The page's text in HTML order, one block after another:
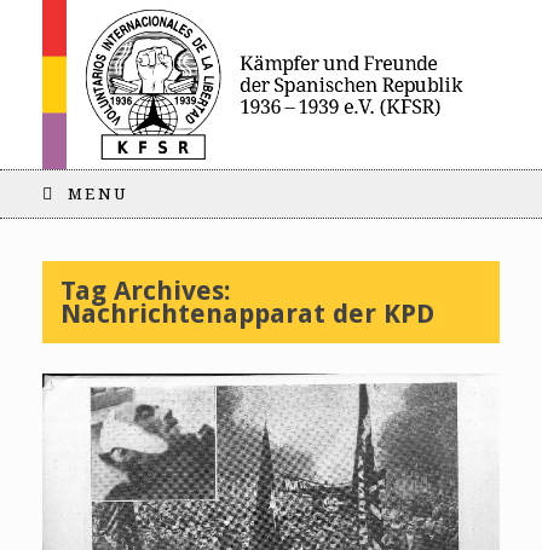
MENU
Tag Archives:
Nachrichtenapparat der KPD